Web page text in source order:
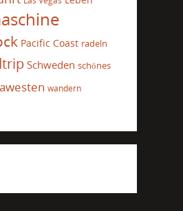
Pacific Coast radeln
Schweden schönes
wandern